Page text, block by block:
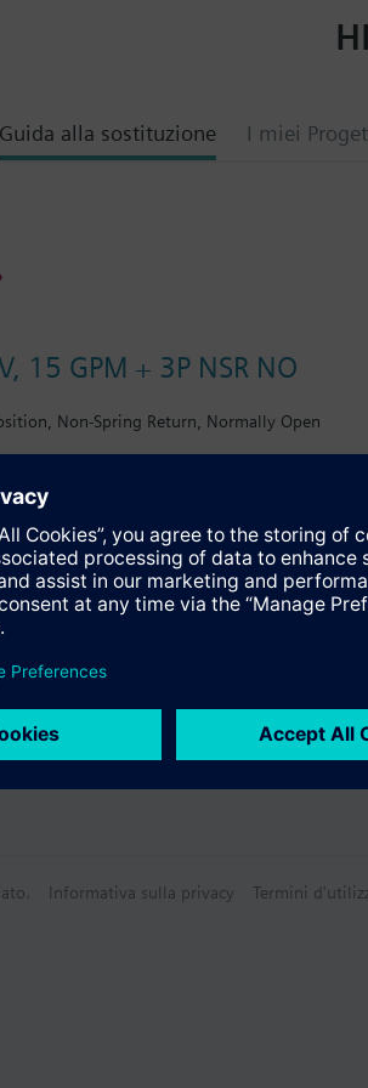
Guida alla sostituzione I miei
15 GPM + 3P NSR NO
Non-Spring Return, Normally Open
Informativa sulla privacy Termini